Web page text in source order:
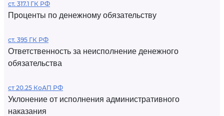
ст. 317.1 ГК РФ
Проценты по денежному обязательству
ст. 395 ГК РФ
Ответственность за неисполнение денежного
обязательства
ст 20.25 КоАП РФ
Уклонение от исполнения административного
наказания